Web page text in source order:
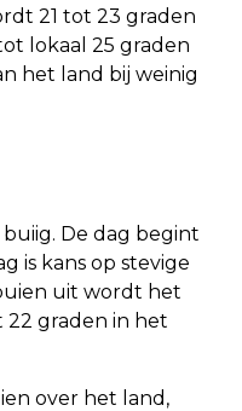
21 tot 23 graden
lokaal 25 graden
het land bij weinig
De dag begint
is kans op stevige
uit wordt het
22 graden in het
over het land,